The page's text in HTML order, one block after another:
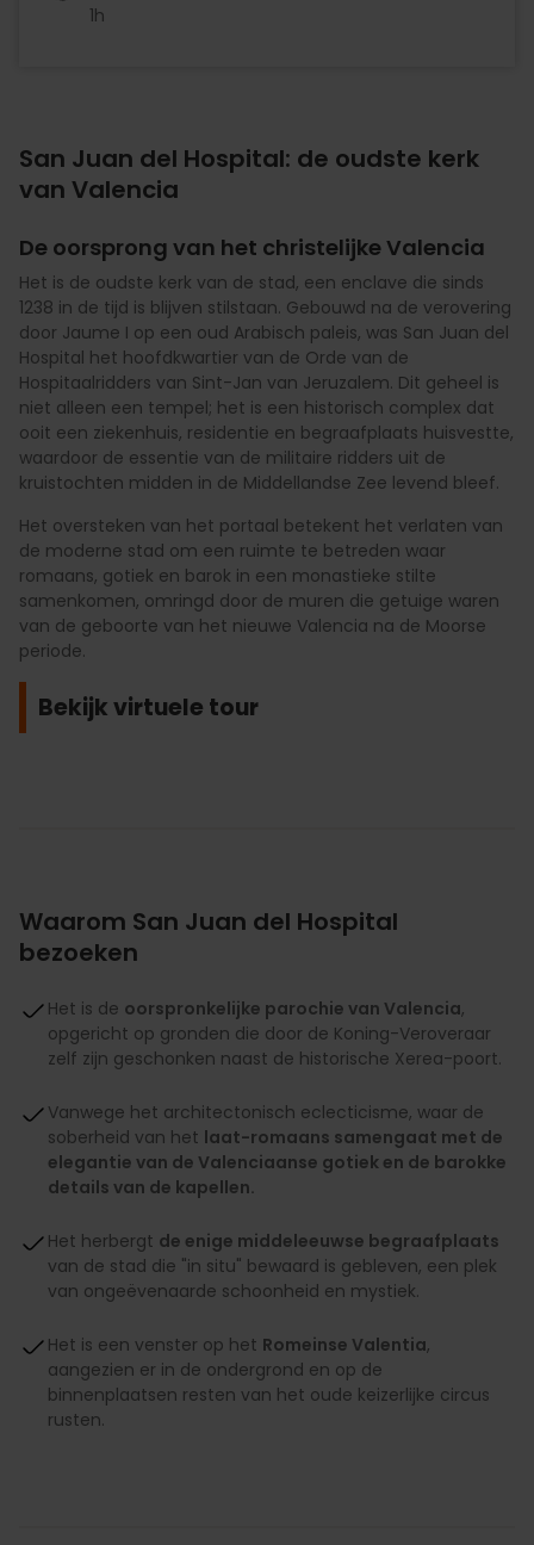
1h
San Juan del Hospital: de oudste kerk
van Valencia
De oorsprong van het christelijke Valencia
Het is de oudste kerk van de stad, een enclave die sinds
1238 in de tijd is blijven stilstaan. Gebouwd na de verovering
door Jaume I op een oud Arabisch paleis, was San Juan del
Hospital het hoofdkwartier van de Orde van de
Hospitaalridders van Sint-Jan van Jeruzalem. Dit geheel is
niet alleen een tempel; het is een historisch complex dat
ooit een ziekenhuis, residentie en begraafplaats huisvestte,
waardoor de essentie van de militaire ridders uit de
kruistochten midden in de Middellandse Zee levend bleef.
Het oversteken van het portaal betekent het verlaten van
de moderne stad om een ruimte te betreden waar
romaans, gotiek en barok in een monastieke stilte
samenkomen, omringd door de muren die getuige waren
van de geboorte van het nieuwe Valencia na de Moorse
periode.
Bekijk virtuele tour
Waarom San Juan del Hospital
bezoeken
Het is de oorspronkelijke parochie van Valencia,
opgericht op gronden die door de Koning-Veroveraar
zelf zijn geschonken naast de historische Xerea-poort.
Vanwege het architectonisch eclecticisme, waar de
soberheid van het laat-romaans samengaat met de
elegantie van de Valenciaanse gotiek en de barokke
details van de kapellen.
Het herbergt de enige middeleeuwse begraafplaats
van de stad die "in situ" bewaard is gebleven, een plek
van ongeëvenaarde schoonheid en mystiek.
Het is een venster op het Romeinse Valentia,
aangezien er in de ondergrond en op de
binnenplaatsen resten van het oude keizerlijke circus
rusten.